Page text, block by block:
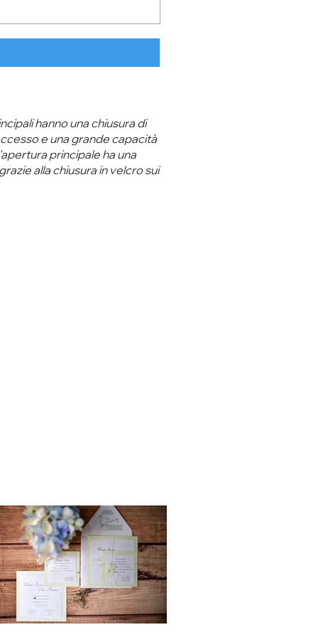
hanno una chiusura di
e una grande capacità
principale ha una
alla chiusura in velcro sui